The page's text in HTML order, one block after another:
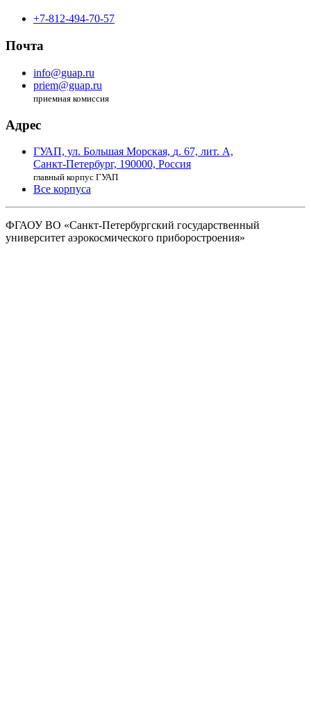
+7-812-494-70-57
Почта
info@guap.ru
priem@guap.ru
приемная комиссия
Адрес
ГУАП, ул. Большая Морская, д. 67, лит. А,
Санкт-Петербург, 190000, Россия
главный корпус ГУАП
Все корпуса
ФГАОУ ВО «Санкт-Петербургский государственный
университет аэрокосмического приборостроения»